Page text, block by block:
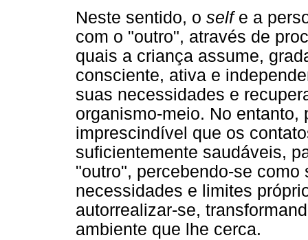
Neste sentido, o self e a
com o "outro", através de
quais a criança assume,
consciente, ativa e
suas necessidades e
organismo-meio. No entanto,
imprescindível que os
suficientemente saudáveis,
"outro", percebendo-se
necessidades e limites
autorrealizar-se,
ambiente que lhe cerca.